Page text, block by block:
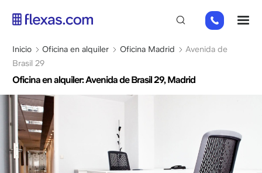
principal
+31
202
269
Sobrescribir
enlaces
de
la
navegación
Inicio Oficina en alquiler Oficina Madrid
Avenida de
Brasil 29
Oficina en alquiler: Avenida de Brasil 29, Madrid